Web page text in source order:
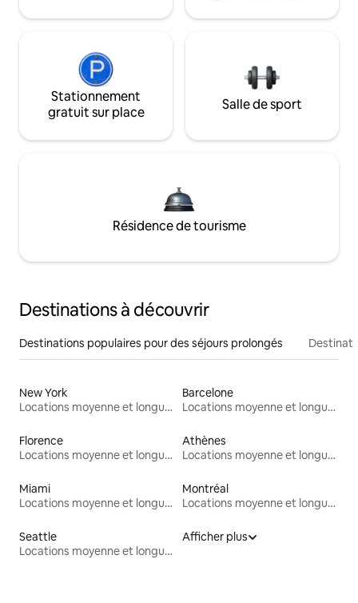
Stationnement
gratuit sur place
Salle de sport
Résidence de tourisme
Destinations à découvrir
Destinations populaires pour des séjours prolongés
New York
Locations moyenne et longue durée
Barcelone
Locations moyenne et longue durée
Florence
Locations moyenne et longue durée
Athènes
Locations moyenne et longue durée
Miami
Locations moyenne et longue durée
Montréal
Locations moyenne et longue durée
Seattle
Locations moyenne et longue durée
Afficher plus